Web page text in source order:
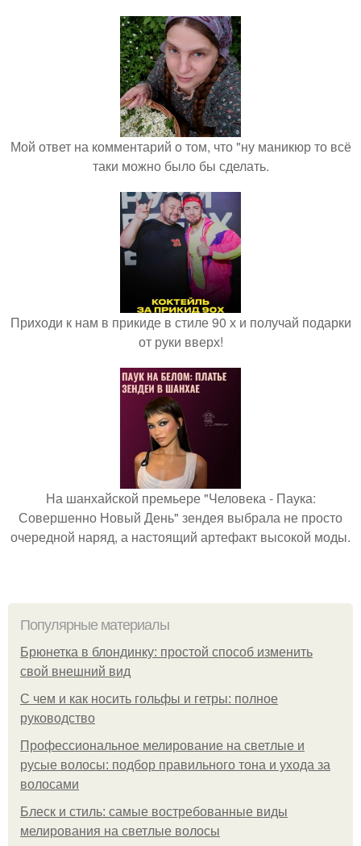
Мой ответ на комментарий о том, что "ну маникюр то всё
таки можно было бы сделать.
Приходи к нам в прикиде в стиле 90 х и получай подарки
от руки вверх!
На шанхайской премьере "Человека - Паука:
Совершенно Новый День" зендея выбрала не просто
очередной наряд, а настоящий артефакт высокой моды.
Популярные материалы
Брюнетка в блондинку: простой способ изменить
свой внешний вид
С чем и как носить гольфы и гетры: полное
руководство
Профессиональное мелирование на светлые и
русые волосы: подбор правильного тона и ухода за
волосами
Блеск и стиль: самые востребованные виды
мелирования на светлые волосы